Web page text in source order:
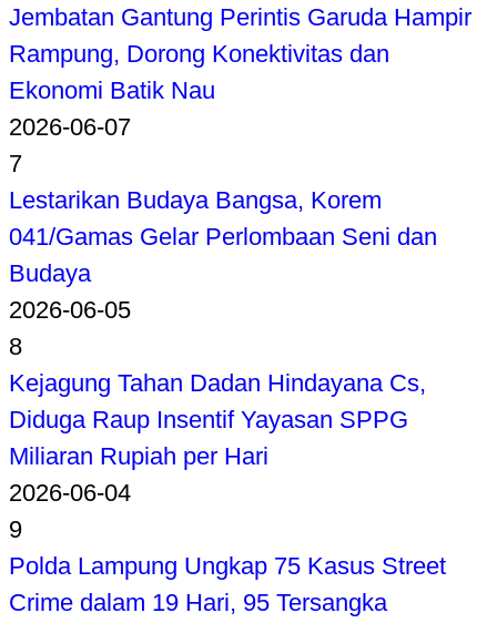
Jembatan Gantung Perintis Garuda Hampir
Rampung, Dorong Konektivitas dan
Ekonomi Batik Nau
2026-06-07
7
Lestarikan Budaya Bangsa, Korem
041/Gamas Gelar Perlombaan Seni dan
Budaya
2026-06-05
8
Kejagung Tahan Dadan Hindayana Cs,
Diduga Raup Insentif Yayasan SPPG
Miliaran Rupiah per Hari
2026-06-04
9
Polda Lampung Ungkap 75 Kasus Street
Crime dalam 19 Hari, 95 Tersangka